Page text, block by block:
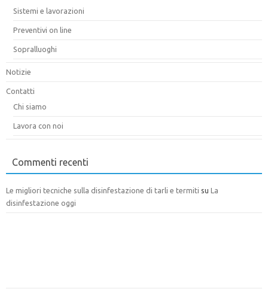
Sistemi e lavorazioni
Preventivi on line
Sopralluoghi
Notizie
Contatti
Chi siamo
Lavora con noi
Commenti recenti
Le migliori tecniche sulla disinfestazione di tarli e termiti su La
disinfestazione oggi